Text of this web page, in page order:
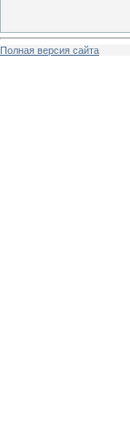
Полная версия сайта